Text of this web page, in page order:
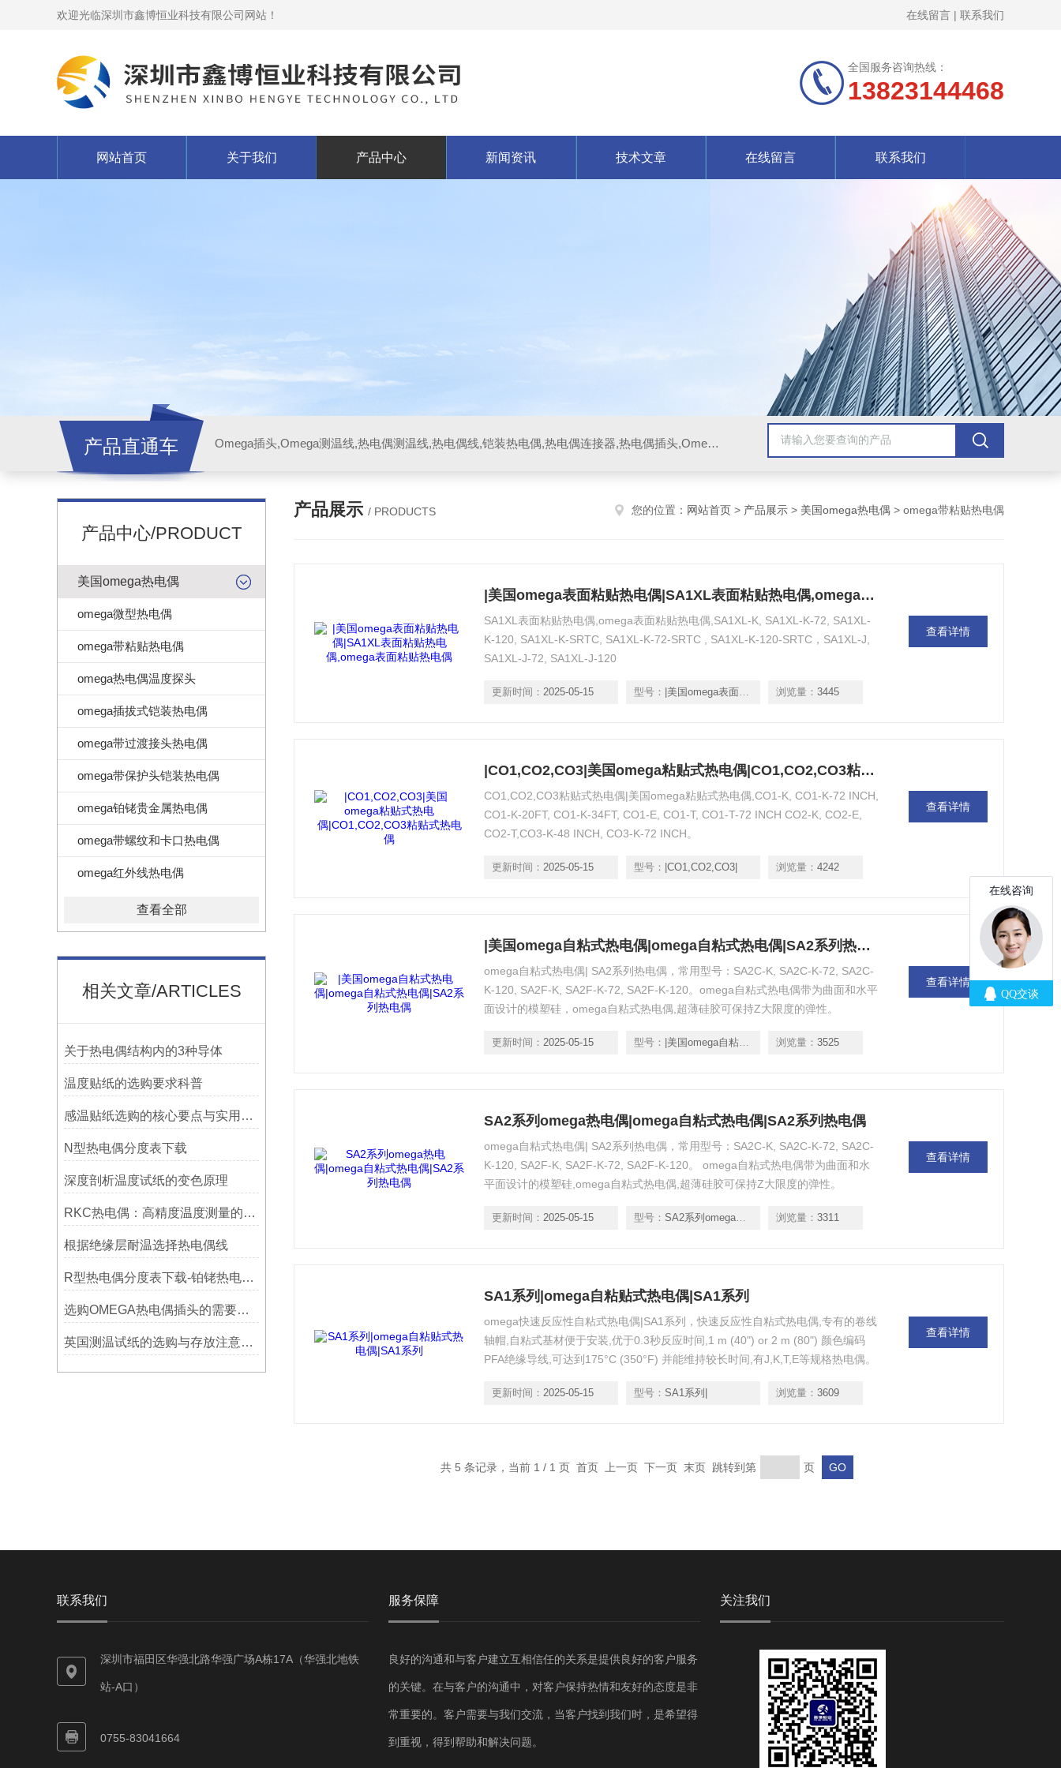
欢迎光临深圳市鑫博恒业科技有限公司网站！ 在线留言 | 联系我们
全国服务咨询热线：
13823144468
网站首页 关于我们 产品中心 新闻资讯 技术文章 在线留言 联系我们
产品直通车 Omega插头,Omega测温线,热电偶测温线,热电偶线,铠装热电偶,热电偶连接器,热电偶插头,Omega热电偶线,T型热电偶线,TMC测温纸
产品中心/PRODUCT
美国omega热电偶
omega微型热电偶
omega带粘贴热电偶
omega热电偶温度探头
omega插拔式铠装热电偶
omega带过渡接头热电偶
omega带保护头铠装热电偶
omega铂铑贵金属热电偶
omega带螺纹和卡口热电偶
omega红外线热电偶
查看全部
相关文章/ARTICLES
关于热电偶结构内的3种导体
温度贴纸的选购要求科普
感温贴纸选购的核心要点与实用建议
N型热电偶分度表下载
深度剖析温度试纸的变色原理
RKC热电偶：高精度温度测量的理想选择
根据绝缘层耐温选择热电偶线
R型热电偶分度表下载-铂铑热电偶分度表下载
选购OMEGA热电偶插头的需要考虑哪些问题？
英国测温试纸的选购与存放注意事项
产品展示 / PRODUCTS 您的位置： 网站首页 > 产品展示 > 美国omega热电偶 > omega带粘贴热电偶
|美国omega表面粘贴热电偶|SA1XL表面粘贴热电偶,omega表面粘贴热电偶
SA1XL表面粘贴热电偶,omega表面粘贴热电偶,SA1XL-K, SA1XL-K-72, SA1XL-
K-120, SA1XL-K-SRTC, SA1XL-K-72-SRTC , SA1XL-K-120-SRTC，SA1XL-J,
SA1XL-J-72, SA1XL-J-120
更新时间： 2025-05-15 型号： |美国omega表面粘贴热电偶| 浏览量： 3445
查看详情
|CO1,CO2,CO3|美国omega粘贴式热电偶|CO1,CO2,CO3粘贴式热电偶
CO1,CO2,CO3粘贴式热电偶|美国omega粘贴式热电偶,CO1-K, CO1-K-72 INCH,
CO1-K-20FT, CO1-K-34FT, CO1-E, CO1-T, CO1-T-72 INCH CO2-K, CO2-E,
CO2-T,CO3-K-48 INCH, CO3-K-72 INCH。
更新时间： 2025-05-15 型号： |CO1,CO2,CO3| 浏览量： 4242
查看详情
|美国omega自粘式热电偶|omega自粘式热电偶|SA2系列热电偶
omega自粘式热电偶| SA2系列热电偶，常用型号：SA2C-K, SA2C-K-72, SA2C-
K-120, SA2F-K, SA2F-K-72, SA2F-K-120。omega自粘式热电偶带为曲面和水平
面设计的模塑硅，omega自粘式热电偶,超薄硅胶可保持Z大限度的弹性。
更新时间： 2025-05-15 型号： |美国omega自粘式热电偶| 浏览量： 3525
查看详情
SA2系列omega热电偶|omega自粘式热电偶|SA2系列热电偶
omega自粘式热电偶| SA2系列热电偶，常用型号：SA2C-K, SA2C-K-72, SA2C-
K-120, SA2F-K, SA2F-K-72, SA2F-K-120。 omega自粘式热电偶带为曲面和水
平面设计的模塑硅,omega自粘式热电偶,超薄硅胶可保持Z大限度的弹性。
更新时间： 2025-05-15 型号： SA2系列omega热电偶| 浏览量： 3311
查看详情
SA1系列|omega自粘贴式热电偶|SA1系列
omega快速反应性自粘式热电偶|SA1系列，快速反应性自粘式热电偶,专有的卷线
轴帽,自粘式基材便于安装,优于0.3秒反应时间,1 m (40") or 2 m (80") 颜色编码
PFA绝缘导线,可达到175°C (350°F) 并能维持较长时间,有J,K,T,E等规格热电偶。
更新时间： 2025-05-15 型号： SA1系列| 浏览量： 3609
查看详情
共 5 条记录，当前 1 / 1 页 首页 上一页 下一页 末页 跳转到第 页
联系我们
深圳市福田区华强北路华强广场A栋17A（华强北地铁
站-A口）
0755-83041664
服务保障
良好的沟通和与客户建立互相信任的关系是提供良好的客户服务
的关键。在与客户的沟通中，对客户保持热情和友好的态度是非
常重要的。客户需要与我们交流，当客户找到我们时，是希望得
到重视，得到帮助和解决问题。
关注我们